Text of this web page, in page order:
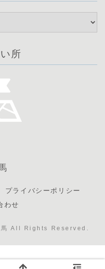
所
プライバシーポリシー
わせ
All Rights Reserved.